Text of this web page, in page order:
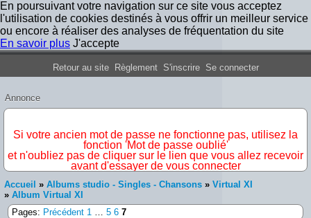
En poursuivant votre navigation sur ce site vous acceptez
l'utilisation de cookies destinés à vous offrir un meilleur service
ou encore à réaliser des analyses de fréquentation du site
En savoir plus J'accepte
Forum Iron Maiden France
Retour au site Règlement S'inscrire Se connecter
Annonce
Si votre ancien mot de passe ne fonctionne pas, utilisez la
fonction 'Mot de passe oublié'
et n'oubliez pas de cliquer sur le lien que vous allez recevoir
avant d'essayer de vous connecter
Accueil » Albums studio - Singles - Chansons » Virtual XI
» Album Virtual XI
Pages: Précédent 1 … 5 6 7